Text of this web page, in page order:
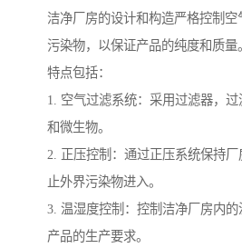
洁净厂房的设计和构造严格控制
污染物，以保证产品的纯度和质
特点包括：
1. 空气过滤系统：采用过滤器，
和微生物。
2. 正压控制：通过正压系统保持
止外界污染物进入。
3. 温湿度控制：控制洁净厂房内
产品的生产要求。